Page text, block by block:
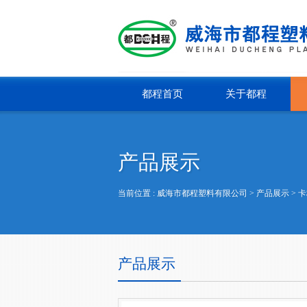
都程首页 关于都程
产品展示
当前位置 : 威海市都程塑料有限公司 > 产品展示 >
产品展示